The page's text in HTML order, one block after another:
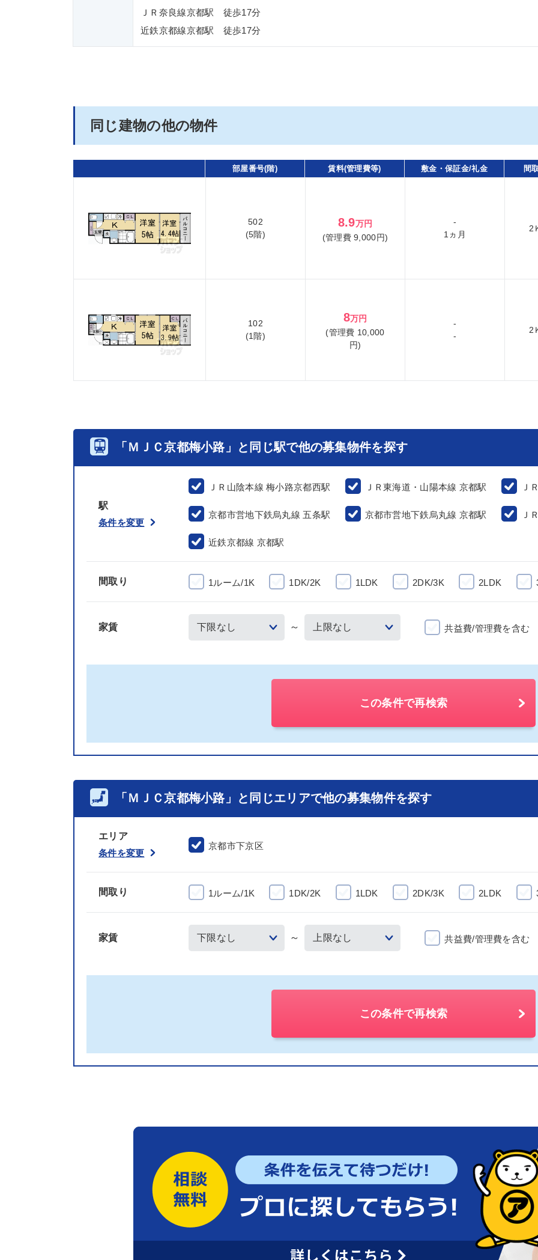
ＪＲ奈良線京都駅 徒歩17分
近鉄京都線京都駅 徒歩17分
同じ建物の他の物件
部屋番号(階) 賃料(管理費等) 敷金・保証金/礼金 間
502
(5階)
8.9万円
(管理費 9,000円)
-
1ヵ月
2
102
(1階)
8万円
(管理費 10,000
円)
-
-
2
「ＭＪＣ京都梅小路」と同じ駅で他の募集物件を探す
駅
条件を変更
ＪＲ山陰本線 梅小路京都西駅 ＪＲ東海道・山陽本線 京都駅 Ｊ
京都市営地下鉄烏丸線 五条駅 京都市営地下鉄烏丸線 京都駅 Ｊ
近鉄京都線 京都駅
間取り 1ルーム/1K 1DK/2K 1LDK 2DK/3K 2LDK
家賃 ～ 共益費/管理費を含む
この条件で再検索
「ＭＪＣ京都梅小路」と同じエリアで他の募集物件を探す
エリア
条件を変更
京都市下京区
間取り 1ルーム/1K 1DK/2K 1LDK 2DK/3K 2LDK
家賃 ～ 共益費/管理費を含む
この条件で再検索